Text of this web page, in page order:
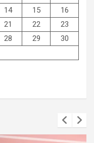
14 15
16
21 22
23
28 29
30